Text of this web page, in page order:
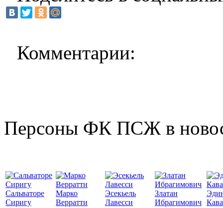
Комментарии:
Персоны ФК ПСЖ в
Сальваторе
Сиригу
Марко
Верратти
Эсекьель
Лавесси
Златан
Ибрагимович